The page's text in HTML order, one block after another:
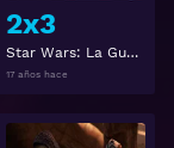
2x3
Star Wars: La Guerra de los Clones 2x3
17 años hace
Ver